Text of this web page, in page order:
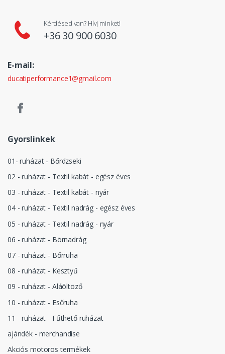
Kérdésed van? Hívj minket!
+36 30 900 6030
E-mail:
ducatiperformance1@gmail.com
Gyorslinkek
01- ruházat - Bőrdzseki
02 - ruházat - Textil kabát - egész éves
03 - ruházat - Textil kabát - nyár
04 - ruházat - Textil nadrág - egész éves
05 - ruházat - Textil nadrág - nyár
06 - ruházat - Börnadrág
07 - ruházat - Bőrruha
08 - ruházat - Kesztyű
09 - ruházat - Aláöltöző
10 - ruházat - Esőruha
11 - ruházat - Fűthető ruházat
ajándék - merchandise
Akciós motoros termékek